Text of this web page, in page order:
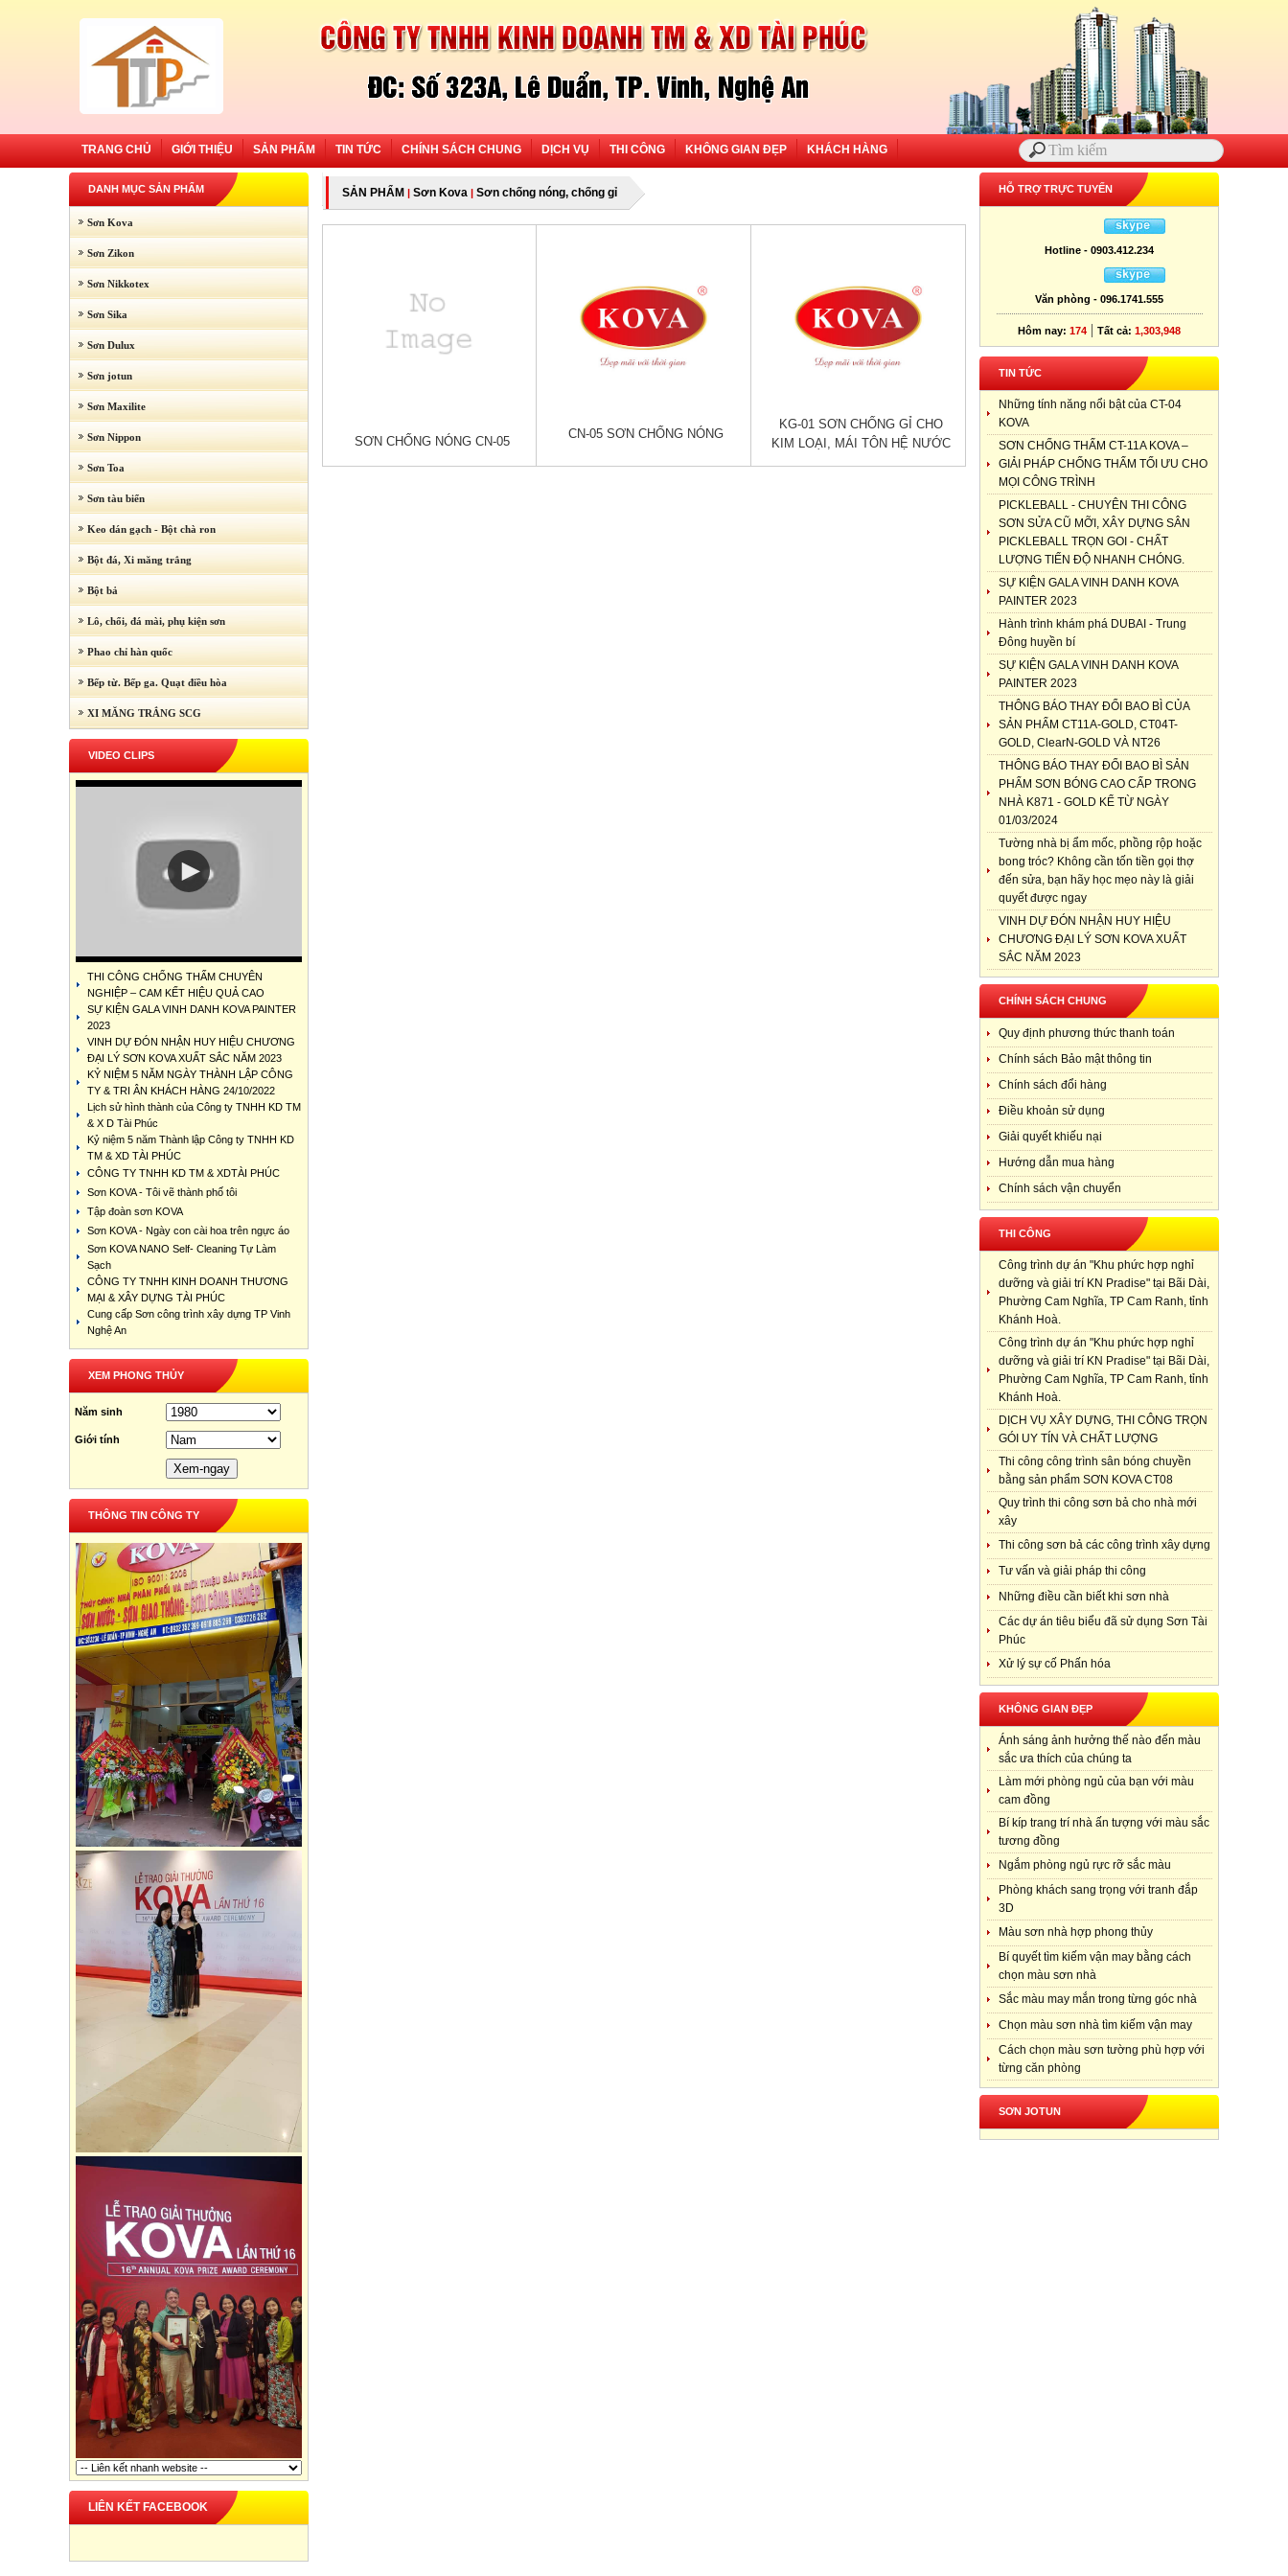
TRANG CHỦ GIỚI THIỆU SẢN PHẨM TIN TỨC CHÍNH SÁCH CHUNG DỊCH VỤ THI CÔNG KHÔNG GIAN ĐẸP KHÁCH HÀNG
DANH MỤC SẢN PHẨM
Sơn Kova
Sơn Zikon
Sơn Nikkotex
Sơn Sika
Sơn Dulux
Sơn jotun
Sơn Maxilite
Sơn Nippon
Sơn Toa
Sơn tàu biển
Keo dán gạch - Bột chà ron
Bột đá, Xi măng trắng
Bột bả
Lô, chổi, đá mài, phụ kiện sơn
Phao chỉ hàn quốc
Bếp từ. Bếp ga. Quạt điều hòa
XI MĂNG TRẮNG SCG
VIDEO CLIPS
THI CÔNG CHỐNG THẤM CHUYÊN
NGHIỆP – CAM KẾT HIỆU QUẢ CAO
SỰ KIỆN GALA VINH DANH KOVA PAINTER
2023
VINH DỰ ĐÓN NHẬN HUY HIỆU CHƯƠNG
ĐẠI LÝ SƠN KOVA XUẤT SẮC NĂM 2023
KỶ NIỆM 5 NĂM NGÀY THÀNH LẬP CÔNG
TY & TRI ÂN KHÁCH HÀNG 24/10/2022
Lịch sử hình thành của Công ty TNHH KD TM
& X D Tài Phúc
Kỷ niệm 5 năm Thành lập Công ty TNHH KD
TM & XD TÀI PHÚC
CÔNG TY TNHH KD TM & XDTÀI PHÚC
Sơn KOVA - Tôi vẽ thành phố tôi
Tập đoàn sơn KOVA
Sơn KOVA - Ngày con cài hoa trên ngực áo
Sơn KOVA NANO Self- Cleaning Tự Làm
Sạch
CÔNG TY TNHH KINH DOANH THƯƠNG
MẠI & XÂY DỰNG TÀI PHÚC
Cung cấp Sơn công trình xây dựng TP Vinh
Nghệ An
XEM PHONG THỦY
Năm sinh
Giới tính
THÔNG TIN CÔNG TY
LIÊN KẾT FACEBOOK
SẢN PHẨM | Sơn Kova | Sơn chống nóng, chống gỉ
SƠN CHỐNG NÓNG CN-05
CN-05 SƠN CHỐNG NÓNG
KG-01 SƠN CHỐNG GỈ CHO
KIM LOẠI, MÁI TÔN HỆ NƯỚC
HỖ TRỢ TRỰC TUYẾN
Hotline - 0903.412.234
Văn phòng - 096.1741.555
Hôm nay: 174 | Tất cả: 1,303,948
TIN TỨC
Những tính năng nổi bật của CT-04
KOVA
SƠN CHỐNG THẤM CT-11A KOVA –
GIẢI PHÁP CHỐNG THẤM TỐI ƯU CHO
MỌI CÔNG TRÌNH
PICKLEBALL - CHUYÊN THI CÔNG
SƠN SỬA CŨ MỠI, XÂY DỰNG SÂN
PICKLEBALL TRỌN GOI - CHẤT
LƯỢNG TIẾN ĐỘ NHANH CHÓNG.
SỰ KIỆN GALA VINH DANH KOVA
PAINTER 2023
Hành trình khám phá DUBAI - Trung
Đông huyền bí
SỰ KIỆN GALA VINH DANH KOVA
PAINTER 2023
THÔNG BÁO THAY ĐỔI BAO BÌ CỦA
SẢN PHẨM CT11A-GOLD, CT04T-
GOLD, ClearN-GOLD VÀ NT26
THÔNG BÁO THAY ĐỔI BAO BÌ SẢN
PHẨM SƠN BÓNG CAO CẤP TRONG
NHÀ K871 - GOLD KỂ TỪ NGÀY
01/03/2024
Tường nhà bị ẩm mốc, phồng rộp hoặc
bong tróc? Không cần tốn tiền gọi thợ
đến sửa, bạn hãy học mẹo này là giải
quyết được ngay
VINH DỰ ĐÓN NHẬN HUY HIỆU
CHƯƠNG ĐẠI LÝ SƠN KOVA XUẤT
SẮC NĂM 2023
CHÍNH SÁCH CHUNG
Quy định phương thức thanh toán
Chính sách Bảo mật thông tin
Chính sách đổi hàng
Điều khoản sử dụng
Giải quyết khiếu nại
Hướng dẫn mua hàng
Chính sách vận chuyển
THI CÔNG
Công trình dự án "Khu phức hợp nghỉ
dưỡng và giải trí KN Pradise" tại Bãi Dài,
Phường Cam Nghĩa, TP Cam Ranh, tỉnh
Khánh Hoà.
Công trình dự án "Khu phức hợp nghỉ
dưỡng và giải trí KN Pradise" tại Bãi Dài,
Phường Cam Nghĩa, TP Cam Ranh, tỉnh
Khánh Hoà.
DỊCH VỤ XÂY DỰNG, THI CÔNG TRỌN
GÓI UY TÍN VÀ CHẤT LƯỢNG
Thi công công trình sân bóng chuyền
bằng sản phẩm SƠN KOVA CT08
Quy trình thi công sơn bả cho nhà mới
xây
Thi công sơn bả các công trình xây dựng
Tư vấn và giải pháp thi công
Những điều cần biết khi sơn nhà
Các dự án tiêu biểu đã sử dụng Sơn Tài
Phúc
Xử lý sự cố Phấn hóa
KHÔNG GIAN ĐẸP
Ánh sáng ảnh hưởng thế nào đến màu
sắc ưa thích của chúng ta
Làm mới phòng ngủ của bạn với màu
cam đồng
Bí kíp trang trí nhà ấn tượng với màu sắc
tương đồng
Ngắm phòng ngủ rực rỡ sắc màu
Phòng khách sang trọng với tranh đắp
3D
Màu sơn nhà hợp phong thủy
Bí quyết tìm kiếm vận may bằng cách
chọn màu sơn nhà
Sắc màu may mắn trong từng góc nhà
Chọn màu sơn nhà tìm kiếm vận may
Cách chọn màu sơn tường phù hợp với
từng căn phòng
SƠN JOTUN